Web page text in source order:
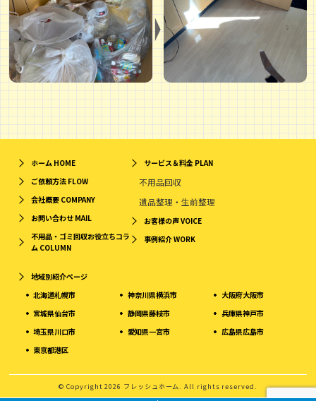
ホーム HOME
ご依頼方法 FLOW
会社概要 COMPANY
お問い合わせ MAIL
不用品・ゴミ回収お役立ちコラ
ム COLUMN
サービス＆料金 PLAN
不用品回収
遺品整理・生前整理
お客様の声VOICE
事例紹介WORK
地域別紹介ページ
北海道札幌市
宮城県仙台市
埼玉県川口市
東京都港区
神奈川県横浜市
静岡県藤枝市
愛知県一宮市
大阪府大阪市
兵庫県神戸市
広島県広島市
© Copyright 2026 フレッシュホーム. All rights reserved.